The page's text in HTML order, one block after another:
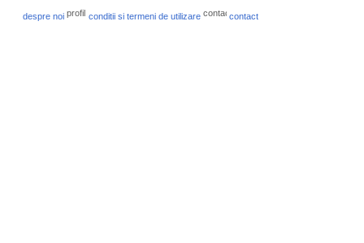
despre noi conditii si termeni de utilizare contact